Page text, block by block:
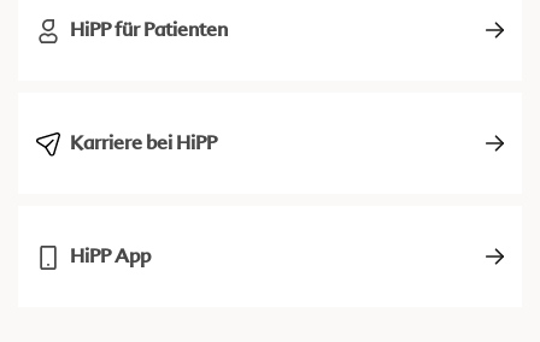
HiPP für Patienten
Karriere bei HiPP
HiPP App